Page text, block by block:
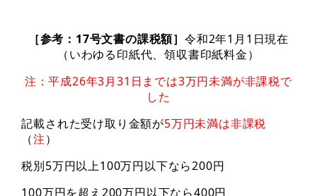
［参考：17号文書の課税額］ 令和2年1月1日現在
（いわゆる印紙代、領収書印紙料金）
注：平成26年3月31日までは3万円未満が非課税で
した
記載された受け取り金額が5万円未満は非課税
（注）
税別5万円以上100万円以下なら200円
100万円を超え200万円以下なら400円